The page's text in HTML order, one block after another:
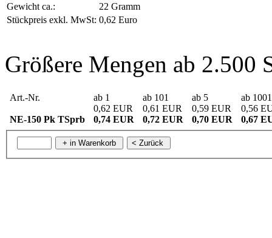
Gewicht ca.:
22 Gramm
Stückpreis exkl. MwSt: 0,62 Euro
Größere Mengen ab 2.500
Art.-Nr.
NE-150 Pk TSprb
ab 1
0,62 EUR
0,74 EUR
ab 101
0,61 EUR
0,72 EUR
ab 5
0,59 EUR
0,70 EUR
ab 1001
0,56
0,67